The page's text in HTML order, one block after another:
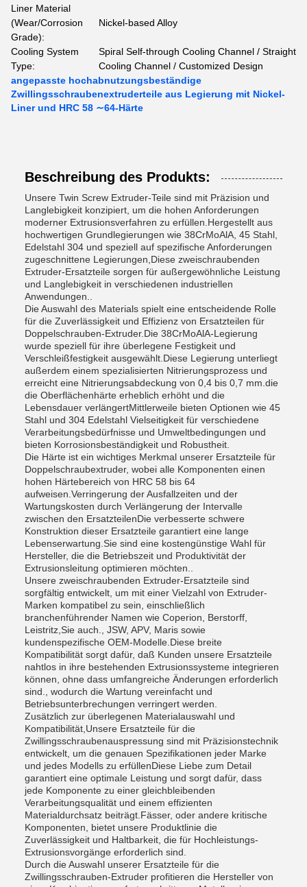
Liner Material
(Wear/Corrosion
Grade):
Nickel-based Alloy
Cooling System
Type:
Spiral Self-through Cooling Channel / Straight
Cooling Channel / Customized Design
angepasste hochabnutzungsbeständige
Zwillingsschraubenextruderteile aus Legierung mit Nickel-
Liner und HRC 58 ∼64-Härte
Beschreibung des Produkts:
Unsere Twin Screw Extruder-Teile sind mit Präzision und
Langlebigkeit konzipiert, um die hohen Anforderungen
moderner Extrusionsverfahren zu erfüllen.Hergestellt aus
hochwertigen Grundlegierungen wie 38CrMoAlA, 45 Stahl,
Edelstahl 304 und speziell auf spezifische Anforderungen
zugeschnittene Legierungen,Diese zweischraubenden
Extruder-Ersatzteile sorgen für außergewöhnliche Leistung
und Langlebigkeit in verschiedenen industriellen
Anwendungen..
Die Auswahl des Materials spielt eine entscheidende Rolle
für die Zuverlässigkeit und Effizienz von Ersatzteilen für
Doppelschrauben-Extruder.Die 38CrMoAlA-Legierung
wurde speziell für ihre überlegene Festigkeit und
Verschleißfestigkeit ausgewählt.Diese Legierung unterliegt
außerdem einem spezialisierten Nitrierungsprozess und
erreicht eine Nitrierungsabdeckung von 0,4 bis 0,7 mm.die
die Oberflächenhärte erheblich erhöht und die
Lebensdauer verlängertMittlerweile bieten Optionen wie 45
Stahl und 304 Edelstahl Vielseitigkeit für verschiedene
Verarbeitungsbedürfnisse und Umweltbedingungen und
bieten Korrosionsbeständigkeit und Robustheit.
Die Härte ist ein wichtiges Merkmal unserer Ersatzteile für
Doppelschraubextruder, wobei alle Komponenten einen
hohen Härtebereich von HRC 58 bis 64
aufweisen.Verringerung der Ausfallzeiten und der
Wartungskosten durch Verlängerung der Intervalle
zwischen den ErsatzteilenDie verbesserte schwere
Konstruktion dieser Ersatzteile garantiert eine lange
Lebenserwartung.Sie sind eine kostengünstige Wahl für
Hersteller, die die Betriebszeit und Produktivität der
Extrusionsleitung optimieren möchten..
Unsere zweischraubenden Extruder-Ersatzteile sind
sorgfältig entwickelt, um mit einer Vielzahl von Extruder-
Marken kompatibel zu sein, einschließlich
branchenführender Namen wie Coperion, Berstorff,
Leistritz,Sie auch., JSW, APV, Maris sowie
kundenspezifische OEM-Modelle.Diese breite
Kompatibilität sorgt dafür, daß Kunden unsere Ersatzteile
nahtlos in ihre bestehenden Extrusionssysteme integrieren
können, ohne dass umfangreiche Änderungen erforderlich
sind., wodurch die Wartung vereinfacht und
Betriebsunterbrechungen verringert werden.
Zusätzlich zur überlegenen Materialauswahl und
Kompatibilität,Unsere Ersatzteile für die
Zwillingsschraubenauspressung sind mit Präzisionstechnik
entwickelt, um die genauen Spezifikationen jeder Marke
und jedes Modells zu erfüllenDiese Liebe zum Detail
garantiert eine optimale Leistung und sorgt dafür, dass
jede Komponente zu einer gleichbleibenden
Verarbeitungsqualität und einem effizienten
Materialdurchsatz beiträgt.Fässer, oder andere kritische
Komponenten, bietet unsere Produktlinie die
Zuverlässigkeit und Haltbarkeit, die für Hochleistungs-
Extrusionsvorgänge erforderlich sind.
Durch die Auswahl unserer Ersatzteile für die
Zwillingsschrauben-Extruder profitieren die Hersteller von